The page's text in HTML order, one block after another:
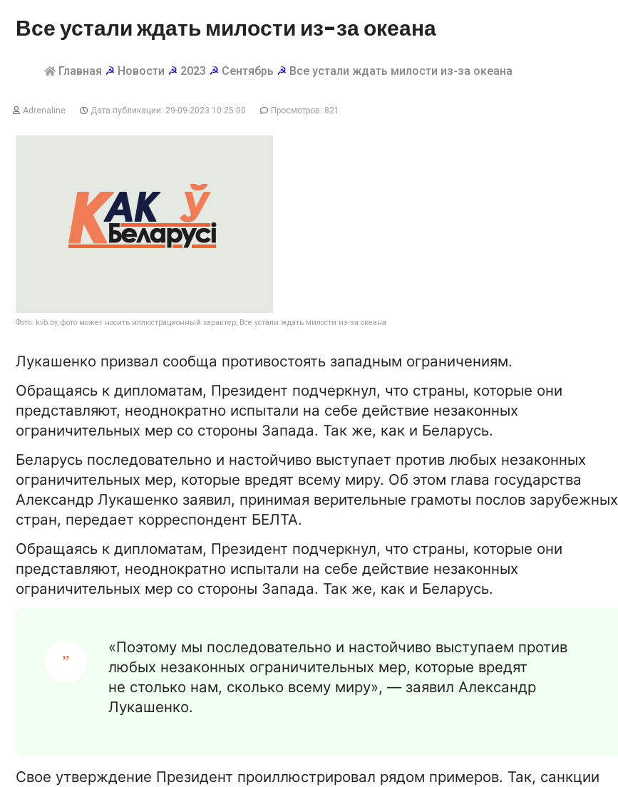
Все устали ждать милости из-за океана
Главная ☭ Новости ☭ 2023 ☭ Сентябрь ☭ Все устали ждать милости из-за океана
Adrenaline Дата публикации: 29-09-2023 10:25:00 Просмотров: 821
Фото: kvb.by, фото может носить иллюстрационный характер, Все устали ждать милости из-за океана
Лукашенко призвал сообща противостоять западным ограничениям.
Обращаясь к дипломатам, Президент подчеркнул, что страны, которые они
представляют, неоднократно испытали на себе действие незаконных
ограничительных мер со стороны Запада. Так же, как и Беларусь.
Беларусь последовательно и настойчиво выступает против любых незаконных
ограничительных мер, которые вредят всему миру. Об этом глава государства
Александр Лукашенко заявил, принимая верительные грамоты послов зарубежных
стран, передает корреспондент БЕЛТА.
Обращаясь к дипломатам, Президент подчеркнул, что страны, которые они
представляют, неоднократно испытали на себе действие незаконных
ограничительных мер со стороны Запада. Так же, как и Беларусь.
«Поэтому мы последовательно и настойчиво выступаем против
любых незаконных ограничительных мер, которые вредят
не столько нам, сколько всему миру», — заявил Александр
Лукашенко.
Свое утверждение Президент проиллюстрировал рядом примеров. Так, санкции